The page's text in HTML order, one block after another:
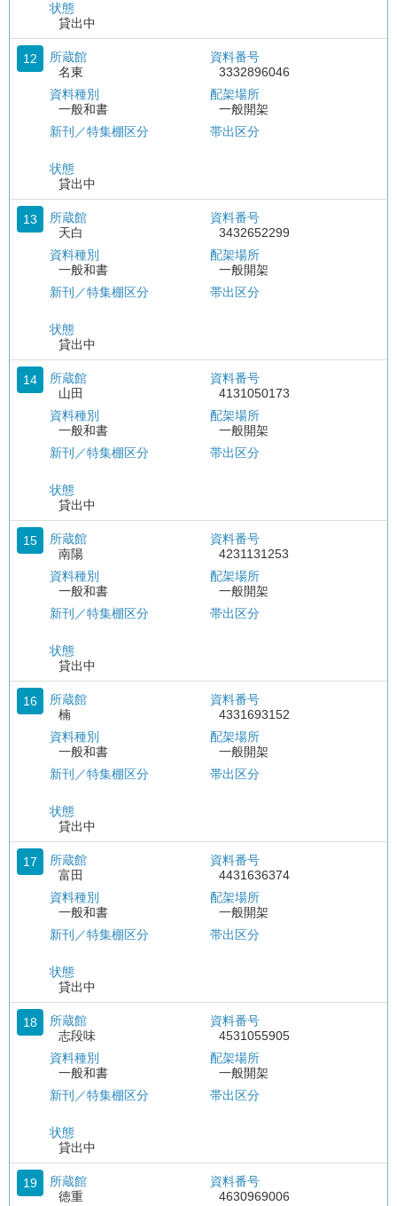
状態
貸出中
12
所蔵館
名東
資料種別
一般和書
新刊／特集棚区分
状態
貸出中
資料番号
3332896046
配架場所
一般開架
帯出区分
13
所蔵館
天白
資料種別
一般和書
新刊／特集棚区分
状態
貸出中
資料番号
3432652299
配架場所
一般開架
帯出区分
14
所蔵館
山田
資料種別
一般和書
新刊／特集棚区分
状態
貸出中
資料番号
4131050173
配架場所
一般開架
帯出区分
15
所蔵館
南陽
資料種別
一般和書
新刊／特集棚区分
状態
貸出中
資料番号
4231131253
配架場所
一般開架
帯出区分
16
所蔵館
楠
資料種別
一般和書
新刊／特集棚区分
状態
貸出中
資料番号
4331693152
配架場所
一般開架
帯出区分
17
所蔵館
富田
資料種別
一般和書
新刊／特集棚区分
状態
貸出中
資料番号
4431636374
配架場所
一般開架
帯出区分
18
所蔵館
志段味
資料種別
一般和書
新刊／特集棚区分
状態
貸出中
資料番号
4531055905
配架場所
一般開架
帯出区分
19
所蔵館
徳重
資料番号
4630969006